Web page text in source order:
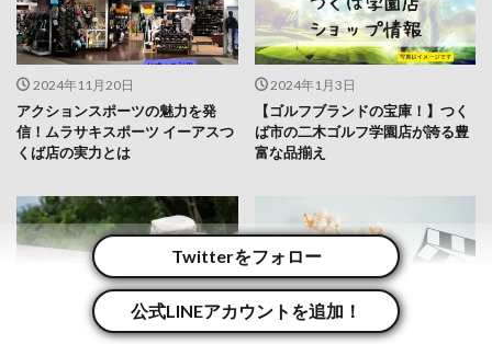
Twitterをフォロー
公式LINEアカウントを追加！
2024年11月20日
アクションスポーツの魅力を発
信！ムラサキスポーツ イーアスつ
くば店の実力とは
2024年1月3日
【ゴルフブランドの宝庫！】つく
ば市の二木ゴルフ学園店が誇る豊
富な品揃え
2023年9月7日 2023年8月31日